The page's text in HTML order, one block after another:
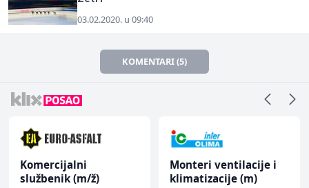
03.02.2020. u 09:40
KOMENTARI (5)
Komercijalni
službenik (m/ž)
Monteri ventilacije i
klimatizacije (m)